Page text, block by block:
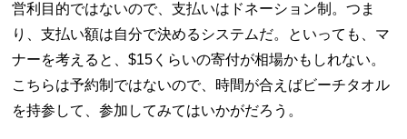
営利目的ではないので、支払いはドネーション制。つま
り、支払い額は自分で決めるシステムだ。といっても、マ
ナーを考えると、$15くらいの寄付が相場かもしれない。
こちらは予約制ではないので、時間が合えばビーチタオル
を持参して、参加してみてはいかがだろう。